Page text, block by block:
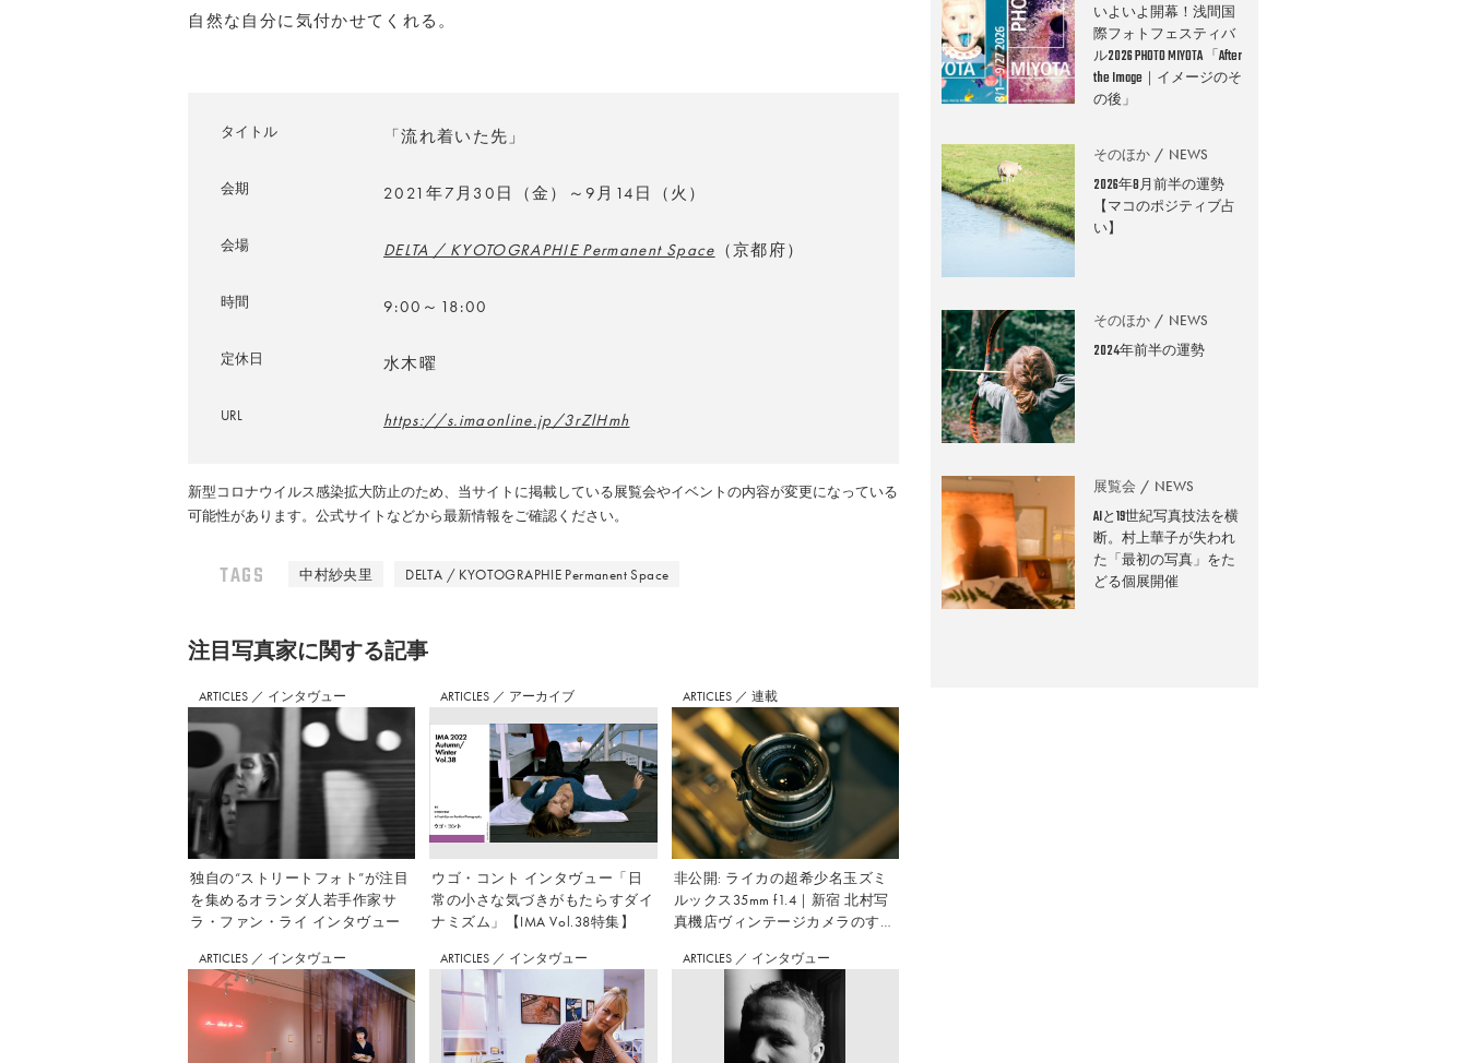
自然な自分に気付かせてくれる。
タイトル 「流れ着いた先」
会期 2021年7月30日（金）～9月14日（火）
会場 DELTA / KYOTOGRAPHIE Permanent Space （京都府）
時間 9:00～18:00
定休日 水木曜
URL https://s.imaonline.jp/3rZlHmh
新型コロナウイルス感染拡大防止のため、当サイトに掲載している展覧会やイベントの内容が変更になっている
可能性があります。公式サイトなどから最新情報をご確認ください。
TAGS 中村紗央里 DELTA / KYOTOGRAPHIE Permanent Space
注⽬写真家に関する記事
ARTICLES ／ インタヴュー
独自の“ストリートフォト”が注目
を集めるオランダ人若手作家サ
ラ・ファン・ライ インタヴュー
ARTICLES ／ アーカイブ
ウゴ・コント インタヴュー「日
常の小さな気づきがもたらすダイ
ナミズム」【IMA Vol.38特集】
ARTICLES ／ 連載
非公開: ライカの超希少名玉ズミ
ルックス35mm f1.4｜新宿 北村写
真機店ヴィンテージカメラのすす
ARTICLES ／ インタヴュー ARTICLES ／ インタヴュー ARTICLES ／ インタヴュー
いよいよ開幕！浅間国
際フォトフェスティバ
ル2026 PHOTO MIYOTA 「After
the Image｜イメージのそ
の後」
そのほか NEWS
2026年8月前半の運勢
【マコのポジティブ占
い】
そのほか NEWS
2024年前半の運勢
展覧会 NEWS
AIと19世紀写真技法を横
断。村上華子が失われ
た「最初の写真」をた
どる個展開催